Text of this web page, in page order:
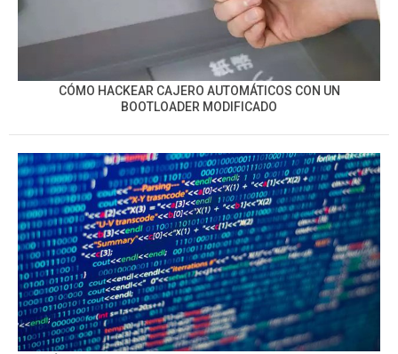
CÓMO HACKEAR CAJERO AUTOMÁTICOS CON UN
BOOTLOADER MODIFICADO